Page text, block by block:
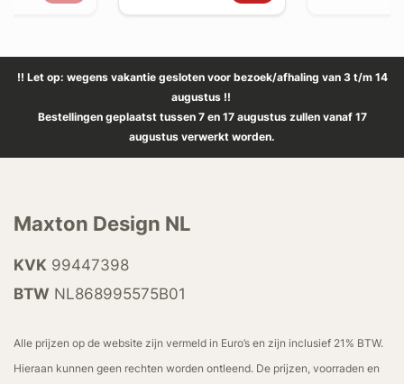
!! Let op: wegens vakantie gesloten voor bezoek/afhaling van 3 t/m 14
augustus !!
Bestellingen geplaatst tussen 7 en 17 augustus zullen vanaf 17
augustus verwerkt worden.
Maxton Design NL
KVK 99447398
BTW NL868995575B01
Alle prijzen op de website zijn vermeld in Euro’s en zijn inclusief 21% BTW.
Hieraan kunnen geen rechten worden ontleend. De prijzen, voorraden en